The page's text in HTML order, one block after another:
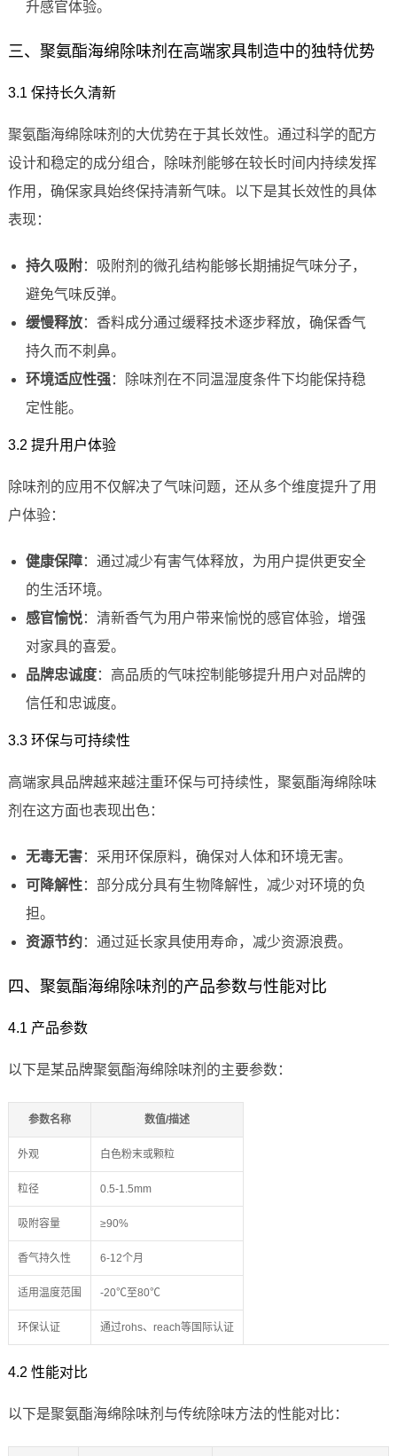
升感官体验。
三、聚氨酯海绵除味剂在高端家具制造中的独特优势
3.1 保持长久清新
聚氨酯海绵除味剂的大优势在于其长效性。通过科学的配方
设计和稳定的成分组合，除味剂能够在较长时间内持续发挥
作用，确保家具始终保持清新气味。以下是其长效性的具体
表现：
持久吸附：吸附剂的微孔结构能够长期捕捉气味分子，
避免气味反弹。
缓慢释放：香料成分通过缓释技术逐步释放，确保香气
持久而不刺鼻。
环境适应性强：除味剂在不同温湿度条件下均能保持稳
定性能。
3.2 提升用户体验
除味剂的应用不仅解决了气味问题，还从多个维度提升了用
户体验：
健康保障：通过减少有害气体释放，为用户提供更安全
的生活环境。
感官愉悦：清新香气为用户带来愉悦的感官体验，增强
对家具的喜爱。
品牌忠诚度：高品质的气味控制能够提升用户对品牌的
信任和忠诚度。
3.3 环保与可持续性
高端家具品牌越来越注重环保与可持续性，聚氨酯海绵除味
剂在这方面也表现出色：
无毒无害：采用环保原料，确保对人体和环境无害。
可降解性：部分成分具有生物降解性，减少对环境的负
担。
资源节约：通过延长家具使用寿命，减少资源浪费。
四、聚氨酯海绵除味剂的产品参数与性能对比
4.1 产品参数
以下是某品牌聚氨酯海绵除味剂的主要参数：
参数名称 数值/描述
外观 白色粉末或颗粒
粒径 0.5-1.5mm
吸附容量 ≥90%
香气持久性 6-12个月
适用温度范围 -20℃至80℃
环保认证 通过rohs、reach等国际认证
4.2 性能对比
以下是聚氨酯海绵除味剂与传统除味方法的性能对比：